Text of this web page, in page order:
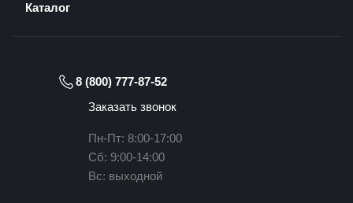
Каталог
8 (800) 777-87-52
Заказать звонок
Пн-Пт: 8:00-17:00
Сб: 9:00-14:00
Вс: выходной